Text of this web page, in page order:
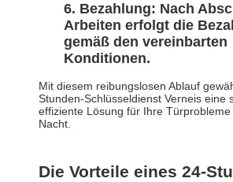
Bezahlung: Nach
Arbeiten erfolgt die
gemäß den vereinbarten
Konditionen.
Mit diesem reibungslosen Ablauf
Stunden-Schlüsseldienst Verneis eine
effiziente Lösung für Ihre Türprobleme
Nacht.
Die Vorteile eines 24-